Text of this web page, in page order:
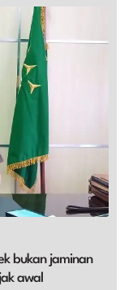
bukan jaminan
awal